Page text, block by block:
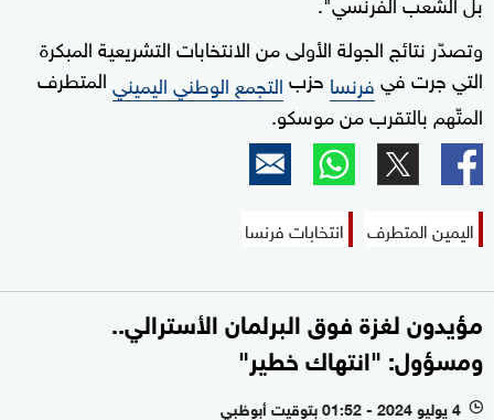
وتصدّر نتائج الجولة الأولى من الانتخابات التشريعية المبكرة
التي جرت فيفرنسا حزبالتجمع الوطني اليمينيالمتطرف
المتّهم بالتقرب من موسكو.
اليمين المتطرف انتخابات فرنسا
مؤيدون لغزة فوق البرلمان الأسترالي..
ومسؤول: "انتهاك خطير"
l 4 يوليو 2024 - 01:52 بتوقيت أبوظبي